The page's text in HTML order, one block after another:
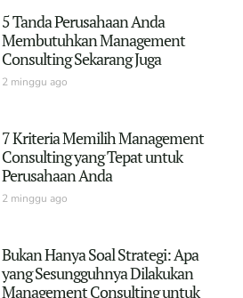
5 Tanda Perusahaan Anda
Membutuhkan Management
Consulting Sekarang Juga
2 minggu ago
7 Kriteria Memilih Management
Consulting yang Tepat untuk
Perusahaan Anda
2 minggu ago
Bukan Hanya Soal Strategi: Apa
yang Sesungguhnya Dilakukan
Management Consulting untuk